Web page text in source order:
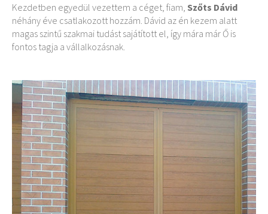
Kezdetben egyedül vezettem a céget, fiam, Szőts Dávid
néhány éve csatlakozott hozzám. Dávid az én kezem alatt
magas szintű szakmai tudást sajátított el, így mára már Ő is
fontos tagja a vállalkozásnak.